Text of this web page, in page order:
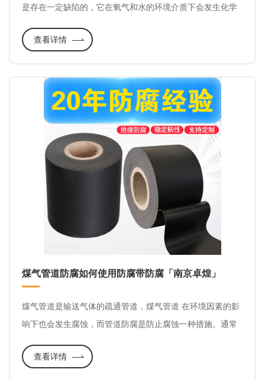
是存在一定缺陷的，它在氧气和水的环境介质下会发生化学
要保证管道的安全运行，管道防腐是需要重视的一个环节，
置来了解管道防腐和防腐材料。
查看详情
煤气管道防腐如何使用防腐带防腐「南京卓煌」
煤气管道是输送气体的疏通管道，煤气管道 在环境因素的影
响下也会发生腐蚀，而管道防腐是防止腐蚀一种措施。通常
蚀。而由于工况条件的变化，管道的局部腐蚀是难以预测
查看详情